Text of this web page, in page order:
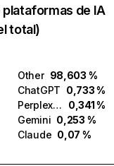
de IA
total)
Other 98,603 %
ChatGPT 0,733 %
Perplexity
0,341 %
Gemini 0,253 %
Claude 0,07 %